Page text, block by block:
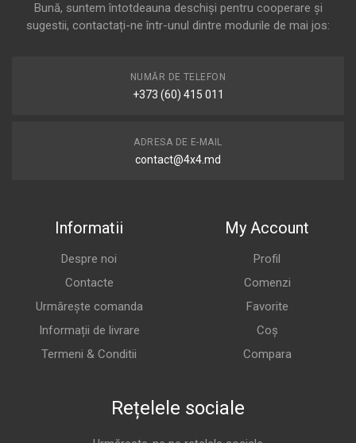
Bună, suntem întotdeauna deschiși pentru cooperare și
sugestii, contactați-ne într-unul dintre modurile de mai jos:
NUMĂR DE TELEFON
+373 (60) 415 011
ADRESA DE E-MAIL
contact@4x4.md
Informatii
Despre noi
Contacte
Urmărește comanda
Informații de livrare
Termeni & Conditii
My Account
Profil
Comenzi
Favorite
Coș
Compara
Rețelele sociale